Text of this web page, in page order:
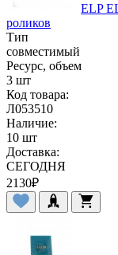
ELP
роликов
Тип
совместимый
Ресурс, объем
3 шт
Код товара:
Л053510
Наличие:
10 шт
Доставка:
СЕГОДНЯ
2130₽